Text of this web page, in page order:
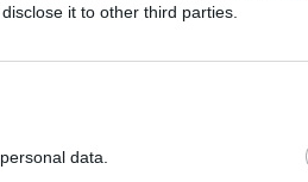
it to other third parties.
data.